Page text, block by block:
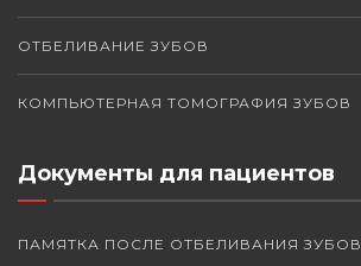
ОТБЕЛИВАНИЕ ЗУБОВ
КОМПЬЮТЕРНАЯ ТОМОГРАФИЯ ЗУБОВ
Документы для пациентов
ПАМЯТКА ПОСЛЕ ОТБЕЛИВАНИЯ ЗУБОВ